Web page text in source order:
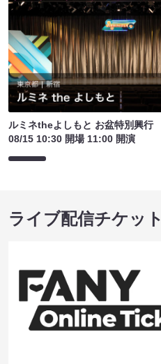
ルミネtheよしもと お盆特別興行
08/15 10:30 開場 11:00 開演
ライブ配信チケット